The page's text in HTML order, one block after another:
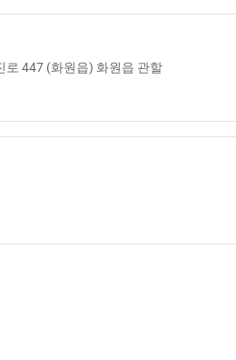
로 447 (화원읍) 화원읍 관할